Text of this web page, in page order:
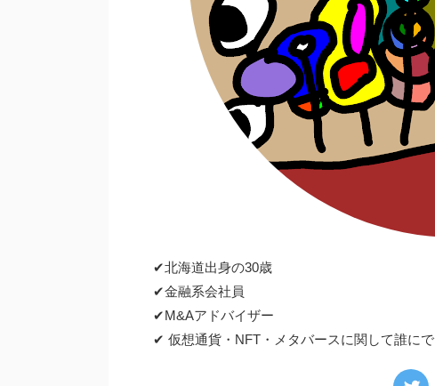
✔︎北海道出身の30歳
✔︎金融系会社員
✔︎M&Aアドバイザー
✔︎ 仮想通貨・NFT・メタバースに関して誰に